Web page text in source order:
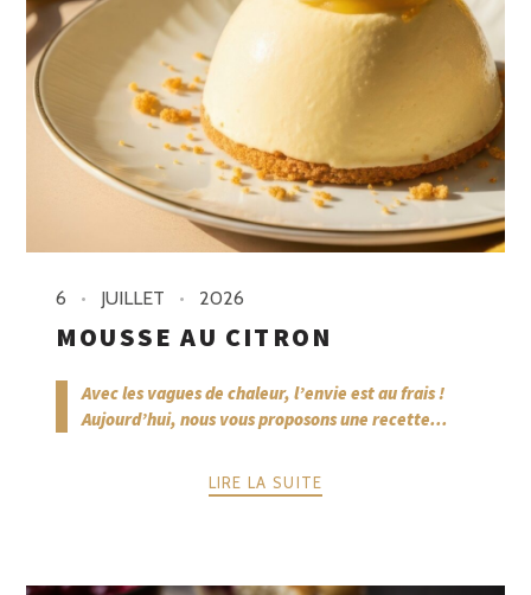
6 JUILLET 2026
MOUSSE AU CITRON
Avec les vagues de chaleur, l’envie est au frais !
Aujourd’hui, nous vous proposons une recette...
LIRE LA SUITE